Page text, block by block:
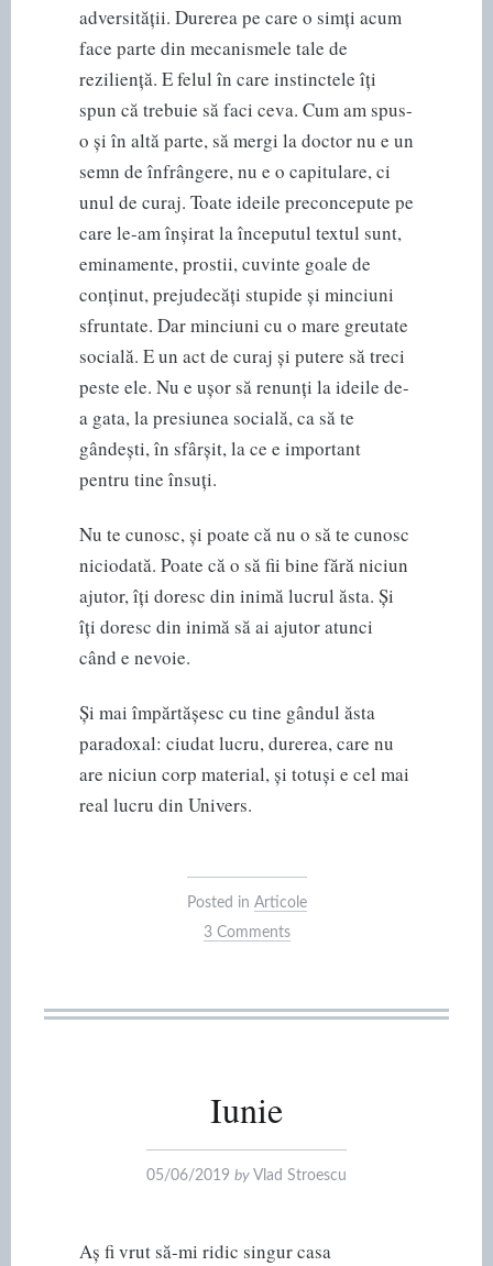
adversității. Durerea pe care o simți acum
face parte din mecanismele tale de
reziliență. E felul în care instinctele îți
spun că trebuie să faci ceva. Cum am spus-
o și în altă parte, să mergi la doctor nu e un
semn de înfrângere, nu e o capitulare, ci
unul de curaj. Toate ideile preconcepute pe
care le-am înșirat la începutul textul sunt,
eminamente, prostii, cuvinte goale de
conținut, prejudecăți stupide și minciuni
sfruntate. Dar minciuni cu o mare greutate
socială. E un act de curaj și putere să treci
peste ele. Nu e ușor să renunți la ideile de-
a gata, la presiunea socială, ca să te
gândești, în sfârșit, la ce e important
pentru tine însuți.
Nu te cunosc, și poate că nu o să te cunosc
niciodată. Poate că o să fii bine fără niciun
ajutor, îți doresc din inimă lucrul ăsta. Și
îți doresc din inimă să ai ajutor atunci
când e nevoie.
Și mai împărtășesc cu tine gândul ăsta
paradoxal: ciudat lucru, durerea, care nu
are niciun corp material, și totuși e cel mai
real lucru din Univers.
Posted in Articole
3 Comments
Iunie
05/06/2019 by Vlad Stroescu
Aș fi vrut să-mi ridic singur casa